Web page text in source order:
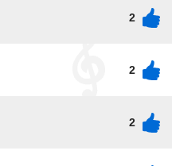
2
2
2